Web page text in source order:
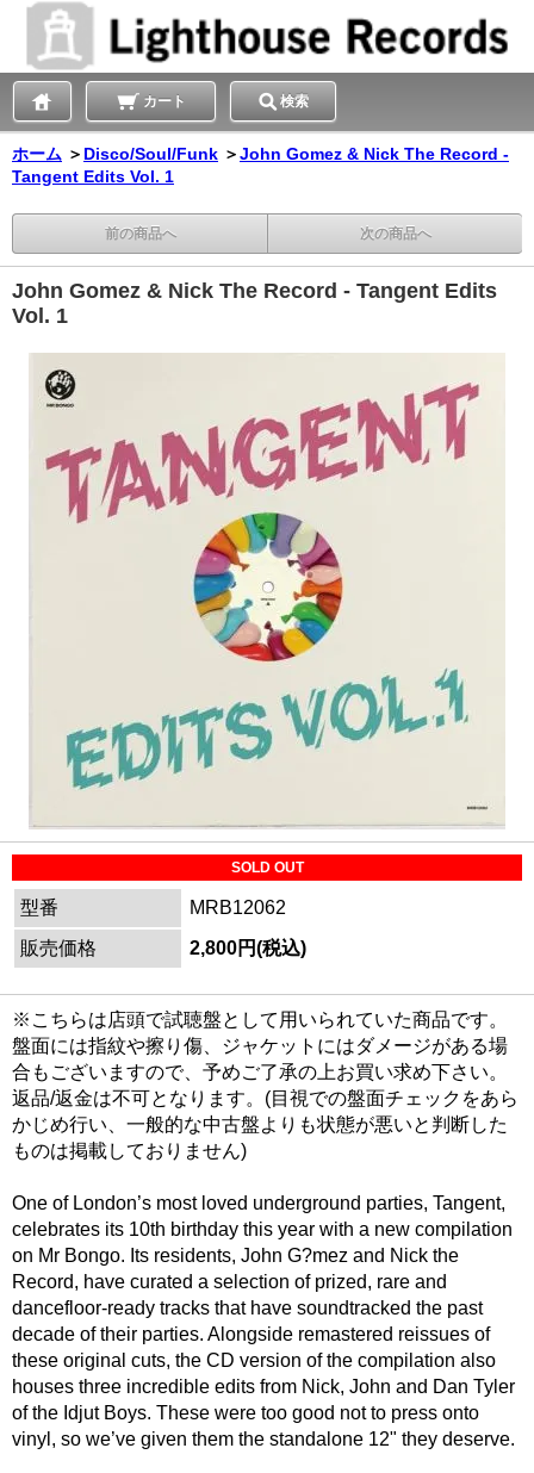
カート 検索
ホーム ＞ Disco/Soul/Funk ＞John Gomez & Nick The Record -
Tangent Edits Vol. 1
前の商品へ 次の商品へ
John Gomez & Nick The Record - Tangent Edits
Vol. 1
SOLD OUT
型番
MRB12062
販売価格
2,800円(税込)
※こちらは店頭で試聴盤として用いられていた商品です。
盤面には指紋や擦り傷、ジャケットにはダメージがある場
合もございますので、予めご了承の上お買い求め下さい。
返品/返金は不可となります。(目視での盤面チェックをあら
かじめ行い、一般的な中古盤よりも状態が悪いと判断した
ものは掲載しておりません)
One of London’s most loved underground parties, Tangent,
celebrates its 10th birthday this year with a new compilation
on Mr Bongo. Its residents, John G?mez and Nick the
Record, have curated a selection of prized, rare and
dancefloor-ready tracks that have soundtracked the past
decade of their parties. Alongside remastered reissues of
these original cuts, the CD version of the compilation also
houses three incredible edits from Nick, John and Dan Tyler
of the Idjut Boys. These were too good not to press onto
vinyl, so we’ve given them the standalone 12" they deserve.